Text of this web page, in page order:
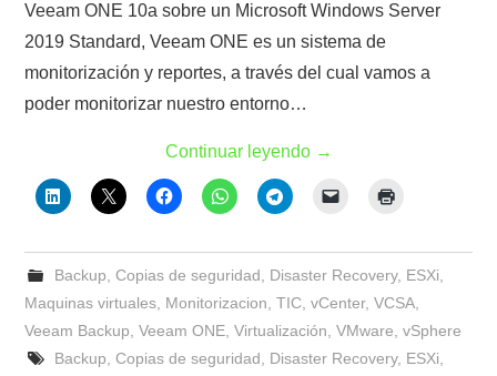
Veeam ONE 10a sobre un Microsoft Windows Server
2019 Standard, Veeam ONE es un sistema de
monitorización y reportes, a través del cual vamos a
poder monitorizar nuestro entorno…
Continuar leyendo →
Backup Copias de seguridad Disaster Recovery, ESXi
Maquinas virtuales Monitorizacion ,TIC ,vCenter,VCSA
Veeam Backup ,Veeam ONE ,Virtualización ,VMware ,vSphere
Backup Copias de seguridad Disaster Recovery, ESXi